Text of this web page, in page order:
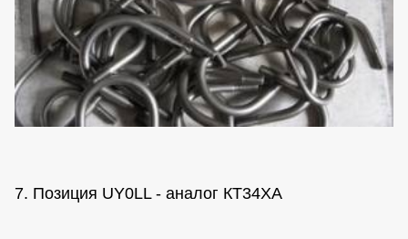
7. Позиция UY0LL - аналог КТ34ХА